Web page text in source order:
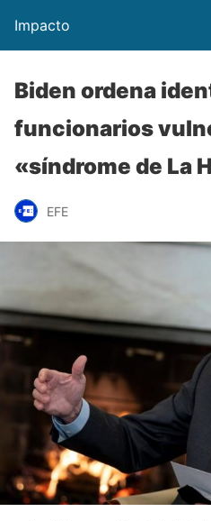
Impacto
Biden ordena
funcionarios
«síndrome de La
EFE